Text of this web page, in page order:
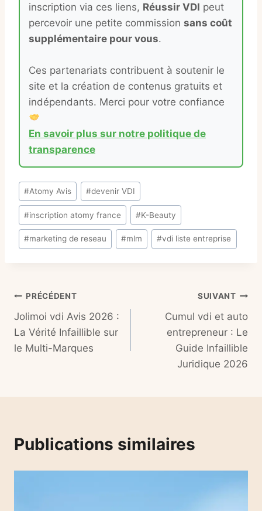
inscription via ces liens, Réussir VDI peut
percevoir une petite commission sans coût
supplémentaire pour vous.
Ces partenariats contribuent à soutenir le
site et la création de contenus gratuits et
indépendants. Merci pour votre confiance
En savoir plus sur notre politique de
transparence
Étiquettes
de
la
publication :
#Atomy Avis #devenir VDI
#inscription atomy france #K-Beauty
#marketing de reseau #mlm #vdi liste entreprise
Navigation
de
l’article
PRÉCÉDENT
Jolimoi vdi Avis 2026 :
La Vérité Infaillible sur
le Multi-Marques
SUIVANT
Cumul vdi et auto
entrepreneur : Le
Guide Infaillible
Juridique 2026
Publications similaires